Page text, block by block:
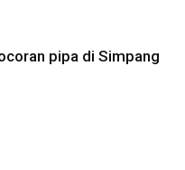
pipa di Simpang